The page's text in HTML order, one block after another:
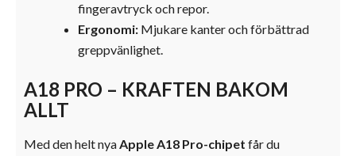
fingeravtryck och repor.
Ergonomi: Mjukare kanter och förbättrad
greppvänlighet.
A18 PRO – KRAFTEN BAKOM
ALLT
Med den helt nyaApple A18 Pro-chipet får du